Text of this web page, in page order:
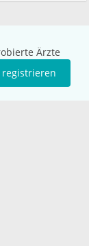
Ärzte
registrieren